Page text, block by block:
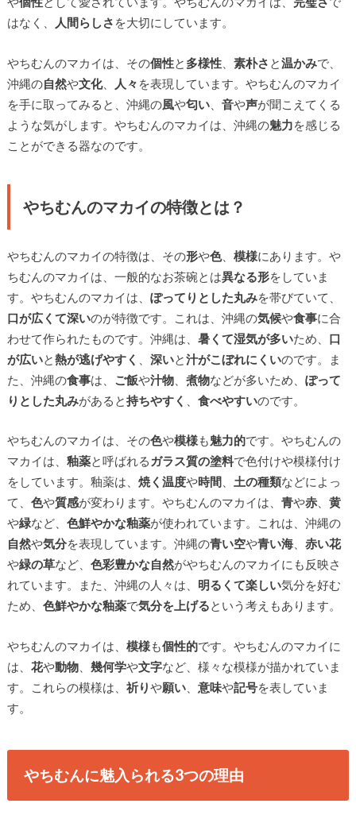
はなく、
人間らしさ を大切にしています。
やちむんのマカイは、その個性と 多様性、 素朴さ と温かみで、
沖縄の自然や文化、 人々 を表現しています。やちむんのマカイ
を手に取ってみると、沖縄の風や匂い、 音や声が聞こえてくる
ような気がします。やちむんのマカイは、沖縄の魅力を感じる
ことができる器なのです。
やちむんのマカイの特徴とは？
やちむんのマカイの特徴は、その形や色、 模様にあります。や
ちむんのマカイは、一般的なお茶碗とは異なる形をしていま
す。やちむんのマカイは、 ぽってりとした丸みを帯びていて、
口が広くて深いのが特徴です。これは、沖縄の気候や食事に合
わせて作られたものです。沖縄は、 暑くて湿気が多いため、 口
が広いと熱が逃げやすく 深いと汁がこぼれにくいのです。ま
た、沖縄の食事は、 ご飯や汁物、 煮物などが多いため、 ぽって
りとした丸みがあると持ちやすく 食べやすいのです。
やちむんのマカイは、その色や模様も魅力的です。やちむんの
マカイは、 釉薬と呼ばれる ガラス質の塗料で色付けや模様付け
をしています。釉薬は、 焼く温度や時間、 土の種類などによっ
て、 色や質感が変わります。やちむんのマカイは、 青や赤、 黄
や緑など、 色鮮やかな釉薬が使われています。これは、沖縄の
自然や気分を表現しています。沖縄の青い空や青い海、 赤い花
や緑の草など、 色彩豊かな自然がやちむんのマカイにも反映さ
れています。また、沖縄の人々は、 明るくて楽しい気分を好む
ため、 色鮮やかな釉薬で気分を上げるという考えもあります。
やちむんのマカイは、 模様も個性的です。やちむんのマカイに
は、 花や動物、 幾何学や文字など、様々な模様が描かれていま
す。これらの模様は、 祈りや願い、 意味や記号を表していま
す。
やちむんに魅入られる3つの理由